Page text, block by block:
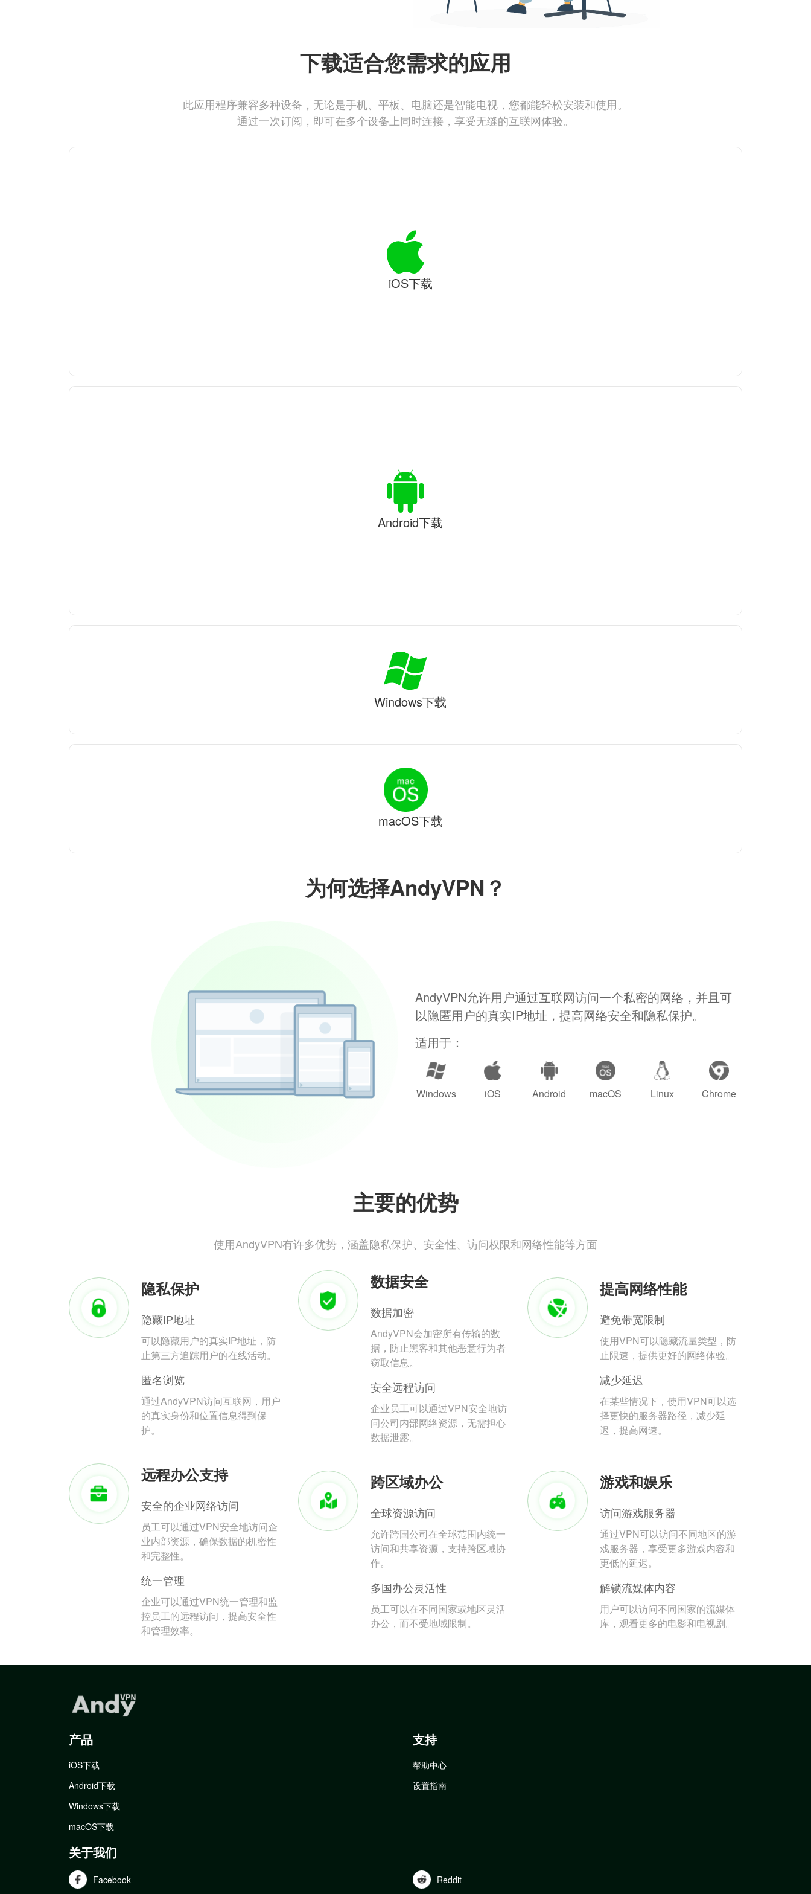
为何选择AndyVPN？
AndyVPN允许用户通过互联网访问一个私密的网络，并且可
以隐匿用户的真实IP地址，提高网络安全和隐私保护。
适用于：
Windows iOS Android macOS Linux Chrome
主要的优势
使用AndyVPN有许多优势，涵盖隐私保护、安全性、访问权限和网络性能等方面
隐私保护
隐藏IP地址
可以隐藏用户的真实IP地址，防
止第三方追踪用户的在线活动。
匿名浏览
通过AndyVPN访问互联网，用户
的真实身份和位置信息得到保
护。
数据安全
数据加密
AndyVPN会加密所有传输的数
据，防止黑客和其他恶意行为者
窃取信息。
安全远程访问
企业员工可以通过VPN安全地访
问公司内部网络资源，无需担心
数据泄露。
提高网络性能
避免带宽限制
使用VPN可以隐藏流量类型，防
止限速，提供更好的网络体验。
减少延迟
在某些情况下，使用VPN可以选
择更快的服务器路径，减少延
迟，提高网速。
远程办公支持
安全的企业网络访问
员工可以通过VPN安全地访问企
业内部资源，确保数据的机密性
和完整性。
统一管理
企业可以通过VPN统一管理和监
控员工的远程访问，提高安全性
和管理效率。
跨区域办公
全球资源访问
允许跨国公司在全球范围内统一
访问和共享资源，支持跨区域协
作。
多国办公灵活性
员工可以在不同国家或地区灵活
办公，而不受地域限制。
游戏和娱乐
访问游戏服务器
通过VPN可以访问不同地区的游
戏服务器，享受更多游戏内容和
更低的延迟。
解锁流媒体内容
用户可以访问不同国家的流媒体
库，观看更多的电影和电视剧。
下载适合您需求的应用
此应用程序兼容多种设备，无论是手机、平板、电脑还是智能电视，您都能轻松安装和使用。
通过一次订阅，即可在多个设备上同时连接，享受无缝的互联网体验。
iOS下载
Android下载
Windows下载
macOS下载
产品
iOS下载
Android下载
Windows下载
macOS下载
支持
帮助中心
设置指南
关于我们
Facebook Reddit